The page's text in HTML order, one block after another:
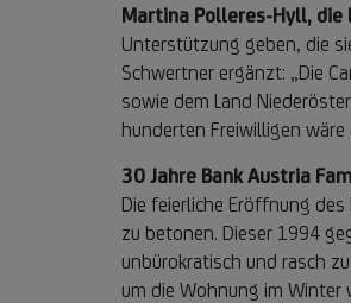
Martina Polleres-Hyll, die
Unterstützung geben, die
Schwertner ergänzt: „Die
sowie dem Land
hunderten Freiwilligen
30 Jahre Bank Austria
Die feierliche Eröffnung
zu betonen. Dieser 1994
unbürokratisch und rasch
um die Wohnung im